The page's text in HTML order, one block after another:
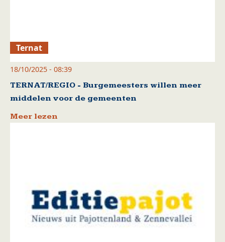
Ternat
18/10/2025 - 08:39
TERNAT/REGIO - Burgemeesters willen meer
middelen voor de gemeenten
Meer lezen